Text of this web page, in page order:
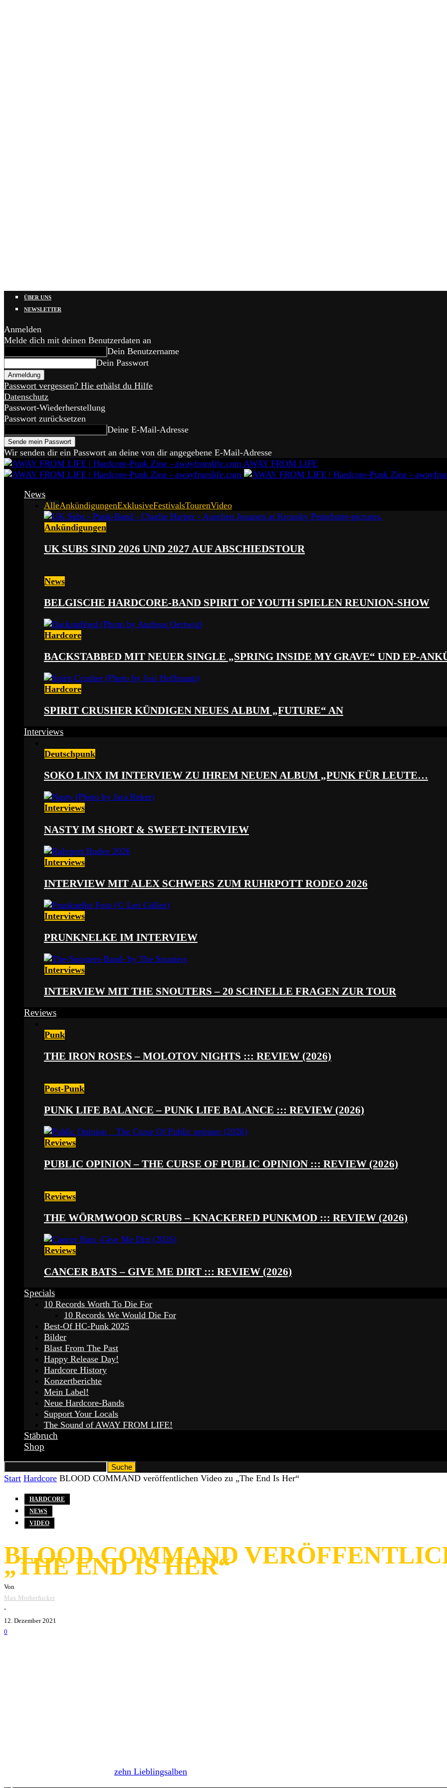
ÜBER UNS
NEWSLETTER
Anmelden
Melde dich mit deinen Benutzerdaten an
Dein Benutzername
Dein Passwort
Passwort vergessen? Hie erhälst du Hilfe
Datenschutz
Passwort-Wiederherstellung
Passwort zurücksetzen
Deine E-Mail-Adresse
Wir senden dir ein Passwort an deine von dir angegebene E-Mail-Adresse
AWAY FROM LIFE
News
AlleAnkündigungenExklusiveFestivalsTourenVideo
Ankündigungen
UK SUBS SIND 2026 UND 2027 AUF ABSCHIEDSTOUR
News
BELGISCHE HARDCORE-BAND SPIRIT OF YOUTH SPIELEN REUNION-SHOW
Hardcore
BACKSTABBED MIT NEUER SINGLE „SPRING INSIDE MY GRAVE“ UND EP-
Hardcore
SPIRIT CRUSHER KÜNDIGEN NEUES ALBUM „FUTURE“ AN
Interviews
Deutschpunk
SOKO LINX IM INTERVIEW ZU IHREM NEUEN ALBUM „PUNK FÜR LEUTE…
Interviews
NASTY IM SHORT & SWEET-INTERVIEW
Interviews
INTERVIEW MIT ALEX SCHWERS ZUM RUHRPOTT RODEO 2026
Interviews
PRUNKNELKE IM INTERVIEW
Interviews
INTERVIEW MIT THE SNOUTERS – 20 SCHNELLE FRAGEN ZUR TOUR
Reviews
Punk
THE IRON ROSES – MOLOTOV NIGHTS ::: REVIEW (2026)
Post-Punk
PUNK LIFE BALANCE – PUNK LIFE BALANCE ::: REVIEW (2026)
Reviews
PUBLIC OPINION – THE CURSE OF PUBLIC OPINION ::: REVIEW (2026)
Reviews
THE WÖRMWOOD SCRUBS – KNACKERED PUNKMOD ::: REVIEW (2026)
Reviews
CANCER BATS – GIVE ME DIRT ::: REVIEW (2026)
Specials
10 Records Worth To Die For
10 Records We Would Die For
Best-Of HC-Punk 2025
Bilder
Blast From The Past
Happy Release Day!
Hardcore History
Konzertberichte
Mein Label!
Neue Hardcore-Bands
Support Your Locals
The Sound of AWAY FROM LIFE!
Stäbruch
Shop
Start Hardcore BLOOD COMMAND veröffentlichen Video zu „The End Is Her“
HARDCORE
NEWS
VIDEO
BLOOD COMMAND
„THE END IS HER“
Von
Max Motherfucker
-
12. Dezember 2021
0
zehn Lieblingsalben